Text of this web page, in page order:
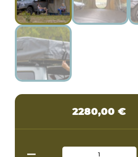
2280,00€